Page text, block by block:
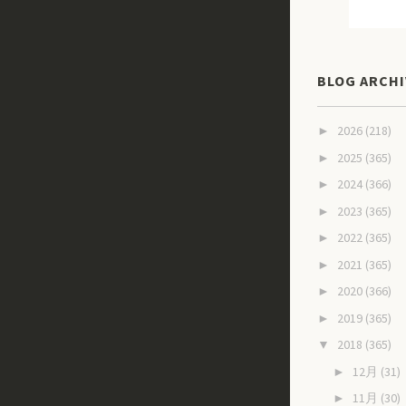
BLOG
► 2026 (218)
► 2025 (365)
► 2024 (366)
► 2023 (365)
► 2022 (365)
► 2021 (365)
► 2020 (366)
► 2019 (365)
▼ 2018 (365)
► 12月 (31)
► 11月 (30)